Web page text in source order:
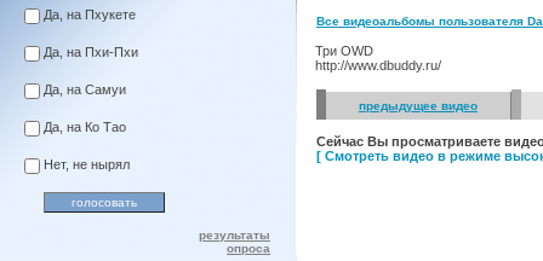
Да, на Пхукете
Да, на Пхи-Пхи
Да, на Самуи
Да, на Ко Тао
Нет, не нырял
результаты
опроса
Все видеоальбомы пользователя
Три OWD
http://www.dbuddy.ru/
предыдущее видео
Сейчас Вы просматриваете
[ Смотреть видео в режиме